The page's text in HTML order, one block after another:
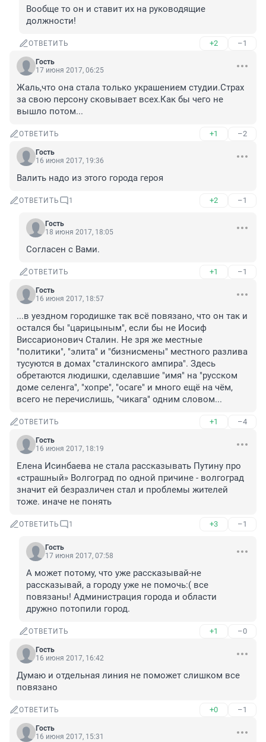
Вообще то он и ставит их на руководящие
должности!
ОТВЕТИТЬ +2 –1
Гость
17 июня 2017, 06:25
Жаль,что она стала только украшением студии.Страх
за свою персону сковывает всех.Как бы чего не
вышло потом...
ОТВЕТИТЬ +1 –2
Гость
16 июня 2017, 19:36
Валить надо из этого города героя
ОТВЕТИТЬ 1 +2 –1
Гость
18 июня 2017, 18:05
Согласен с Вами.
ОТВЕТИТЬ +1 –1
Гость
16 июня 2017, 18:57
...в уездном городишке так всё повязано, что он так и
остался бы "царицыным", если бы не Иосиф
Виссарионович Сталин. Не зря же местные
"политики", "элита" и "бизнисмены" местного разлива
тусуются в домах "сталинского ампира". Здесь
обретаются людишки, сделавшие "имя" на "русском
доме селенга", "хопре", "осаге" и много ещё на чём,
всего не перечислишь, "чикага" одним словом...
ОТВЕТИТЬ +1 –4
Гость
16 июня 2017, 18:19
Елена Исинбаева не стала рассказывать Путину про
«страшный» Волгоград по одной причине - волгоград
значит ей безразличен стал и проблемы жителей
тоже. иначе не понять
ОТВЕТИТЬ 1 +3 –1
Гость
17 июня 2017, 07:58
А может потому, что уже рассказывай-не
рассказывай, а городу уже не помочь:( все
повязаны! Администрация города и области
дружно потопили город.
ОТВЕТИТЬ +1 –0
Гость
16 июня 2017, 16:42
Думаю и отдельная линия не поможет слишком все
повязано
ОТВЕТИТЬ +0 –1
Гость
16 июня 2017, 15:31